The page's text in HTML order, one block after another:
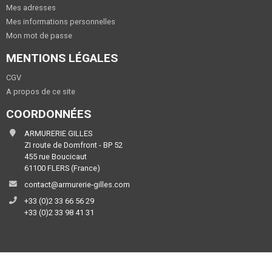
Mes adresses
Mes informations personnelles
Mon mot de passe
MENTIONS LÉGALES
CGV
A propos de ce site
COORDONNÉES
ARMURERIE GILLES
ZI route de Domfront - BP 52
455 rue Boucicaut
61100 FLERS (France)
contact@armurerie-gilles.com
+33 (0)2 33 66 56 29
+33 (0)2 33 98 41 31